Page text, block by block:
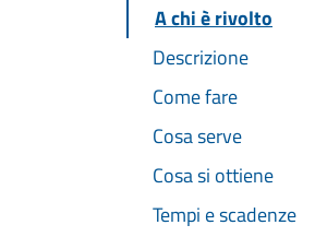
A chi è rivolto
Descrizione
Come fare
Cosa serve
Cosa si ottiene
Tempi e scadenze